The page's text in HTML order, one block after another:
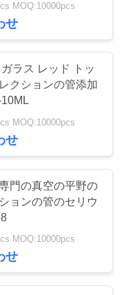
レク
52
コレ
25
MOQ:10000pcs
せ
ラス レッド トッ
クションの管添加
MOQ:10000pcs
せ
門の真空の平野の
ョンの管のセリウ
MOQ:10000pcs
せ